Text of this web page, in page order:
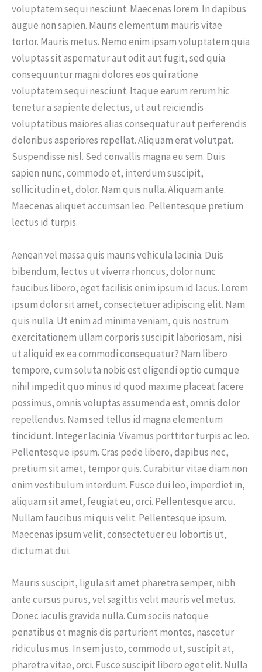
voluptatem sequi nesciunt. Maecenas lorem. In dapibus
augue non sapien. Mauris elementum mauris vitae
tortor. Mauris metus. Nemo enim ipsam voluptatem quia
voluptas sit aspernatur aut odit aut fugit, sed quia
consequuntur magni dolores eos qui ratione
voluptatem sequi nesciunt. Itaque earum rerum hic
tenetur a sapiente delectus, ut aut reiciendis
voluptatibus maiores alias consequatur aut perferendis
doloribus asperiores repellat. Aliquam erat volutpat.
Suspendisse nisl. Sed convallis magna eu sem. Duis
sapien nunc, commodo et, interdum suscipit,
sollicitudin et, dolor. Nam quis nulla. Aliquam ante.
Maecenas aliquet accumsan leo. Pellentesque pretium
lectus id turpis.
Aenean vel massa quis mauris vehicula lacinia. Duis
bibendum, lectus ut viverra rhoncus, dolor nunc
faucibus libero, eget facilisis enim ipsum id lacus. Lorem
ipsum dolor sit amet, consectetuer adipiscing elit. Nam
quis nulla. Ut enim ad minima veniam, quis nostrum
exercitationem ullam corporis suscipit laboriosam, nisi
ut aliquid ex ea commodi consequatur? Nam libero
tempore, cum soluta nobis est eligendi optio cumque
nihil impedit quo minus id quod maxime placeat facere
possimus, omnis voluptas assumenda est, omnis dolor
repellendus. Nam sed tellus id magna elementum
tincidunt. Integer lacinia. Vivamus porttitor turpis ac leo.
Pellentesque ipsum. Cras pede libero, dapibus nec,
pretium sit amet, tempor quis. Curabitur vitae diam non
enim vestibulum interdum. Fusce dui leo, imperdiet in,
aliquam sit amet, feugiat eu, orci. Pellentesque arcu.
Nullam faucibus mi quis velit. Pellentesque ipsum.
Maecenas ipsum velit, consectetuer eu lobortis ut,
dictum at dui.
Mauris suscipit, ligula sit amet pharetra semper, nibh
ante cursus purus, vel sagittis velit mauris vel metus.
Donec iaculis gravida nulla. Cum sociis natoque
penatibus et magnis dis parturient montes, nascetur
ridiculus mus. In sem justo, commodo ut, suscipit at,
pharetra vitae, orci. Fusce suscipit libero eget elit. Nulla